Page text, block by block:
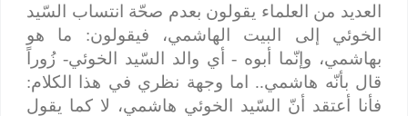
العديد من العلماء يقولون بعدم صحّة انتساب السّيد
الخوئي إلى البيت الهاشمي، فيقولون: ما هو
بهاشمي، وإنّما أبوه - أي والد السّيد الخوئي- زُوراً
قال بأنّه هاشمي.. اما وجهة نظري في هذا الكلام:
فأنا أعتقد أنّ السّيد الخوئي هاشمي، لا كما يقول